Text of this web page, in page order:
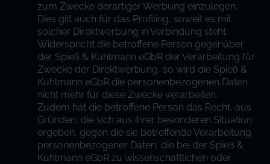
zum Zwecke derartiger Werbung einzulegen.
Dies gilt auch für das Profiling, soweit es mit
solcher Direktwerbung in Verbindung steht.
Widerspricht die betroffene Person gegenüber
der Spieß & Kuhlmann eGbR der Verarbeitung für
Zwecke der Direktwerbung, so wird die Spieß &
Kuhlmann eGbR die personenbezogenen Daten
nicht mehr für diese Zwecke verarbeiten.
Zudem hat die betroffene Person das Recht, aus
Gründen, die sich aus ihrer besonderen Situation
ergeben, gegen die sie betreffende Verarbeitung
personenbezogener Daten, die bei der Spieß &
Kuhlmann eGbR zu wissenschaftlichen oder